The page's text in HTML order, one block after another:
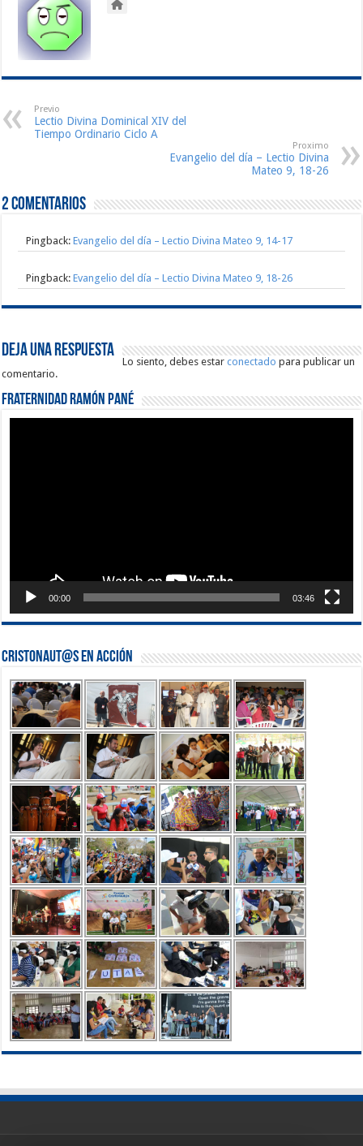
Previo
Lectio Divina Dominical XIV del
Tiempo Ordinario Ciclo A
Proximo
Evangelio del día – Lectio Divina
Mateo 9, 18-26
2 comentarios
Pingback:Evangelio del día – Lectio Divina Mateo 9, 14-17
Pingback:Evangelio del día – Lectio Divina Mateo 9, 18-26
Deja una respuesta
Lo siento, debes estarconectado para publicar un
comentario.
Fraternidad Ramón Pané
00:00 03:46
Cristonaut@s en Acción